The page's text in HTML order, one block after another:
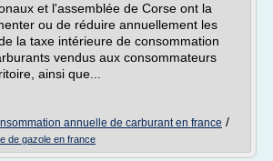
et l'assemblée de Corse ont la
ou de réduire annuellement les
la taxe intérieure de consommation
vendus aux consommateurs
ainsi que...
annuelle de carburant en france /
de gazole en france